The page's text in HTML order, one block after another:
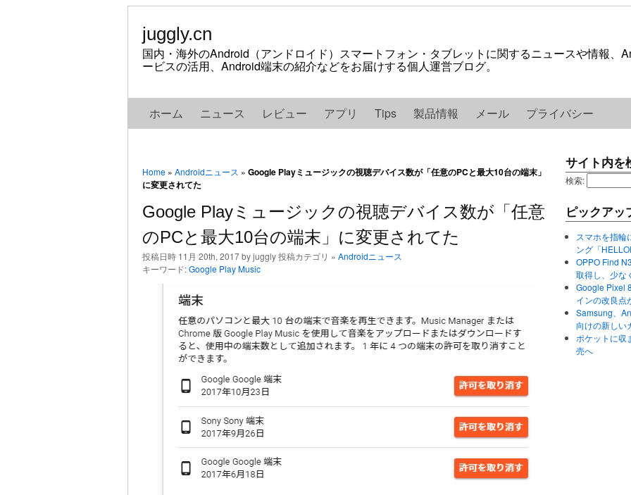
juggly.cn
国内・海外のAndroid（アンドロイド）スマートフォン・タブレットに関するニュースや情報、
ービスの活用、Android端末の紹介などをお届けする個人運営ブログ。
ホーム ニュース レビュー アプリ Tips 製品情報 メール プライバシー
Home » Androidニュース » Google Playミュージックの視聴デバイス数が「任意のPCと最大10台の端末」
に変更されてた
Google Playミュージックの視聴デバイス数が「任意
のPCと最大10台の端末」に変更されてた
投稿日時 11月 20th, 2017 by juggly 投稿カテゴリ » Androidニュース
キーワード:Google Play Music
サイト内を
検索:
ピックアッ
スマホを指輪
ング「
OPPO Find
取得し、少な
Google Pixel
インの改良点
Samsung、
向けの新しい
ポケットに収
売へ